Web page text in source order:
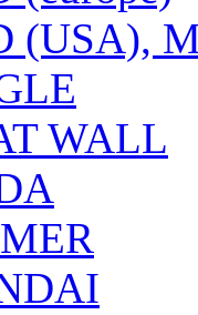
(USA),
WALL